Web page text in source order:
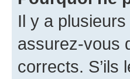
Il y a
assurez-vous
corrects. S’ils